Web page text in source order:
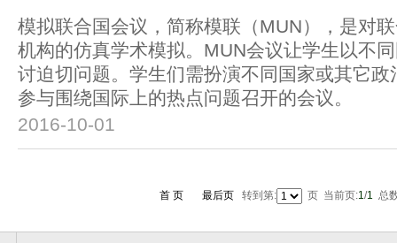
模拟联合国会议，简称模联（MUN），是对
机构的仿真学术模拟。MUN会议让学生以不
讨迫切问题。学生们需扮演不同国家或其它
参与围绕国际上的热点问题召开的会议。
2016-10-01
首 页 最后页转到第: 页 当前页:1/1 总